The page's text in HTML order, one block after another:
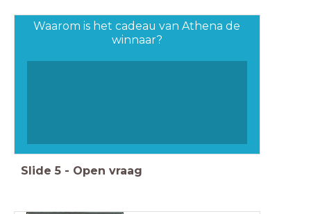
Waarom is het cadeau van Athena de
winnaar?
Slide 5 - Open vraag